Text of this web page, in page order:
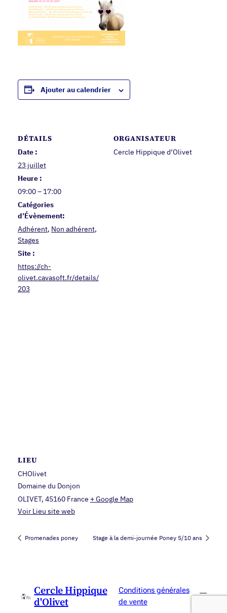
Ajouter au calendrier
DÉTAILS
Date :
23 juillet
Heure :
09:00 – 17:00
Catégories
d’Évènement:
Adhérent, Non adhérent,
Stages
Site :
https://ch-
olivet.cavasoft.fr/details/
203
ORGANISATEUR
Cercle Hippique d’Olivet
LIEU
CHOlivet
Domaine du Donjon
OLIVET, 45160 France + Google Map
Voir Lieu site web
Promenades poney Stage à la demi-journée Poney 5/10 ans
Cercle Hippique
d'Olivet
Conditions générales
de vente